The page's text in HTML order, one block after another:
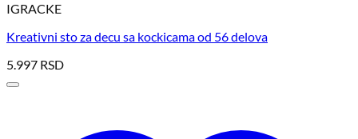
IGRACKE
Kreativni sto za decu sa kockicama od 56 delova
5.997 RSD